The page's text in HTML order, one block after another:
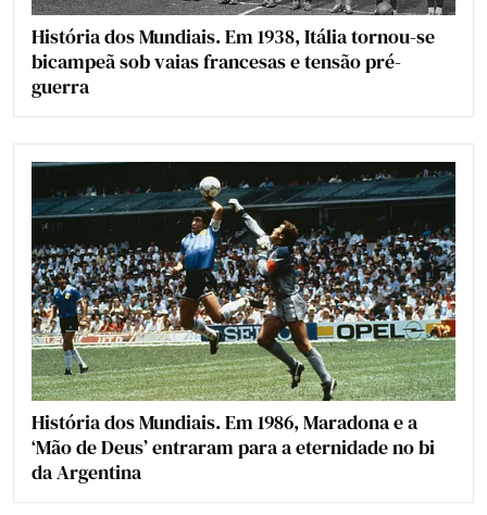
História dos Mundiais. Em 1938, Itália tornou-se
bicampeã sob vaias francesas e tensão pré-
guerra
História dos Mundiais. Em 1986, Maradona e a
‘Mão de Deus’ entraram para a eternidade no bi
da Argentina